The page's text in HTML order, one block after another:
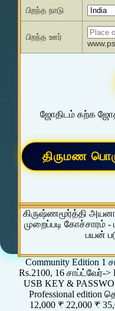
பிறந்த நாடு
பிறந்த ஊர்
ஜோதிடம் கற்க
கிருஷ்ணமூர்த்தி
முறைப்படி கோச்சாரம் -
பயன்
Community Edition 1
Rs.2100, 16 சாப்ட்வேர்->
USB KEY &
Professional edition
12,000 ₹ 22,000 ₹